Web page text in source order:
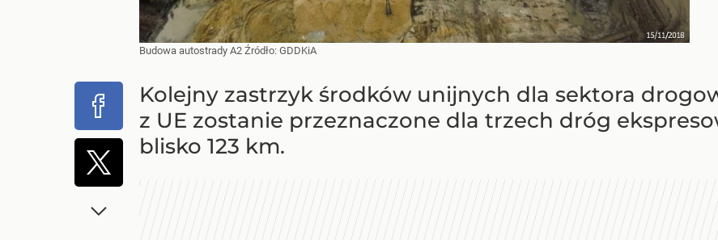
Budowa autostrady A2 Źródło: GDDKiA
Kolejny zastrzyk środków unijnych dla sektora
z UE zostanie przeznaczone dla trzech dróg
blisko 123 km.